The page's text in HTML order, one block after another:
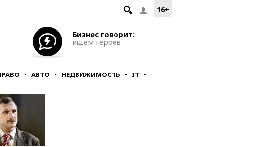
16+
Бизнес говорит:
ищем героев
АВТО НЕДВИЖИМОСТЬ IT